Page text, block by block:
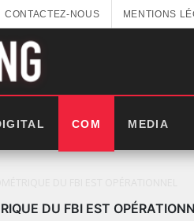
CONTACTEZ-NOUS MENTIONS
COM MEDIA
DU FBI EST